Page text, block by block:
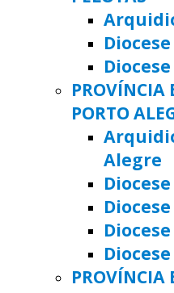
PROVÍNCIA
PORTO
Alegre
PROVÍNCIA